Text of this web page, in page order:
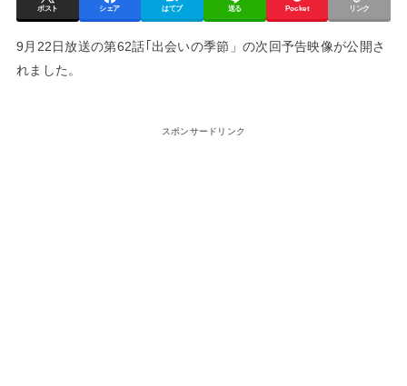
ポスト シェア はてブ 送る Pocket リンク
9月22日放送の第62話｢出会いの季節」の次回予告映像が公開さ
れました。
スポンサードリンク